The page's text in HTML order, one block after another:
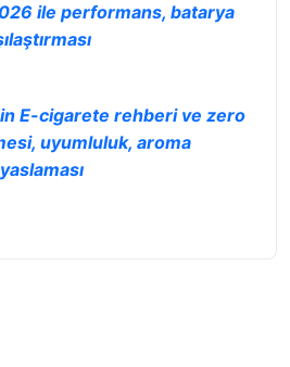
ile performans, batarya
E-cigarete rehberi ve zero
uyumluluk, aroma